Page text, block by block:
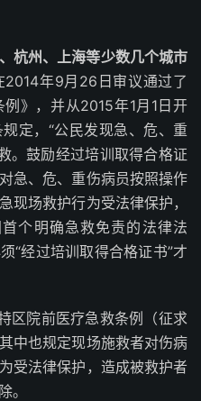
杭州、上海等少数几个城市
2014年9月26日审议通过了
例》，并从2015年1月1日开
定，“公民发现急、危、重
。鼓励经过培训取得合格证
急、危、重伤病员按照操作
现场救护行为受法律保护，
个明确急救免责的法律法
“经过培训取得合格证书”才
区院前医疗急救条例（征求
中也规定现场施救者对伤病
受法律保护，造成被救护者
。